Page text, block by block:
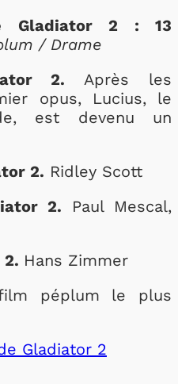
Gladiator 2 : 13
/ Drame
2.Après les
opus, Lucius, le
est devenu un
2. Ridley Scott
2. Paul Mescal,
2. Hans Zimmer
péplum le plus
Gladiator 2